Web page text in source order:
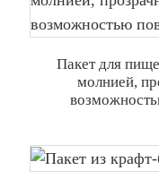
Пакет для
молнией,